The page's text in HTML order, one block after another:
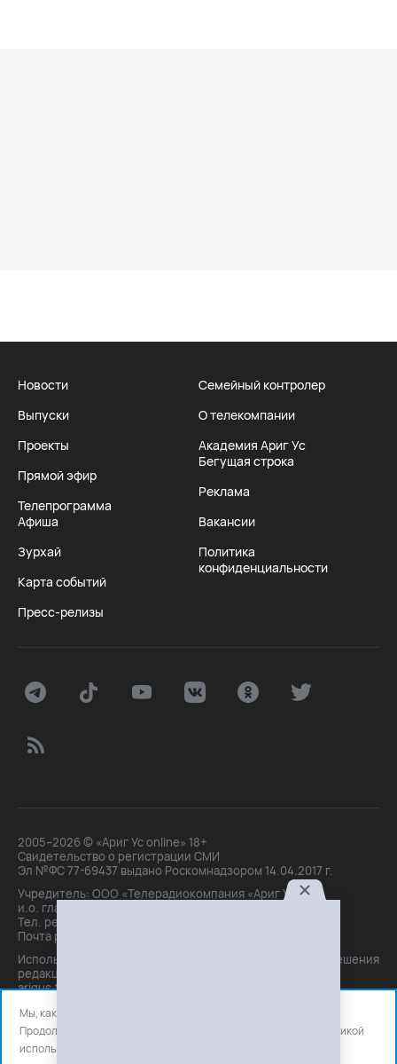
Новости
Выпуски
Проекты
Прямой эфир
Телепрограмма
Афиша
Зурхай
Карта событий
Пресс-релизы
Семейный контролер
О телекомпании
Академия Ариг Ус
Бегущая строка
Реклама
Вакансии
Политика
конфиденциальности
2005–2026 © «Ариг Ус online» 18+
Свидетельство о регистрации СМИ
Эл №ФС 77-69437 выдано Роскомнадзором 14.04.2017 г.
Учредитель: ООО «Телерадиокомпания «Ариг Ус»,
и.о. главного редактора: Маханова О.Б.
Тел. peдakции: +7(3012)21-30-14,
Почта peдakции: editor@arigus.tv
Использование материалов только с письменного разрешения
редакции. При цитировании прямая активная ссылка на
arigus.tv обязательна.
Мы, как и все используем файлы cookie и сервисы аналитики.
Продолжая использовать сайт, вы соглашаетесь с нашей
политикой
использования